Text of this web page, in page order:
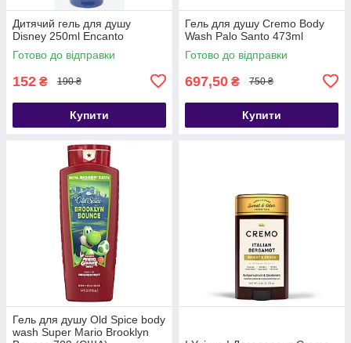
Дитячий гель для душу
Disney 250ml Encanto
Готово до відправки
152 ₴ 190 ₴
Купити
Гель для душу Cremo Body
Wash Palo Santo 473ml
Готово до відправки
697,50 ₴ 750 ₴
Купити
Гель для душу Old Spice body
wash Super Mario Brooklyn